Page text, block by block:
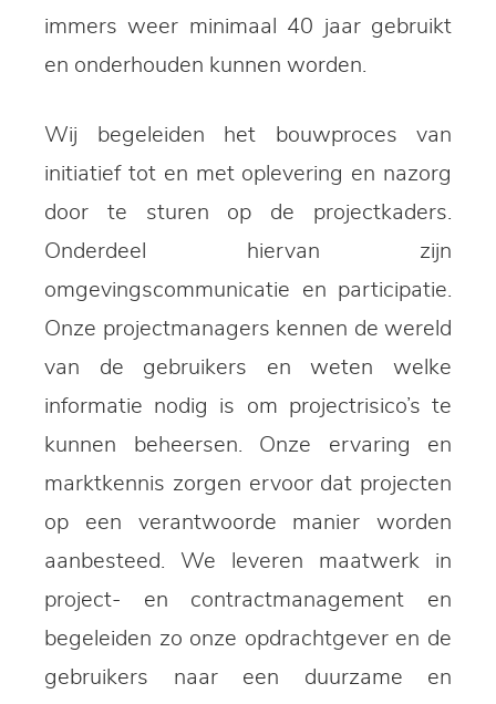
immers weer minimaal 40 jaar gebruikt
en onderhouden kunnen worden.
Wij begeleiden het bouwproces van
initiatief tot en met oplevering en nazorg
door te sturen op de projectkaders.
Onderdeel hiervan zijn
omgevingscommunicatie en participatie.
Onze projectmanagers kennen de wereld
van de gebruikers en weten welke
informatie nodig is om projectrisico’s te
kunnen beheersen. Onze ervaring en
marktkennis zorgen ervoor dat projecten
op een verantwoorde manier worden
aanbesteed. We leveren maatwerk in
project- en contractmanagement en
begeleiden zo onze opdrachtgever en de
gebruikers naar een duurzame en